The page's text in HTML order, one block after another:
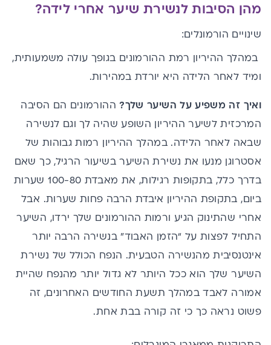
מהן הסיבות לנשירת שיער אחרי לידה?
שינויים הורמונלים:
במהלך ההיריון רמת ההורמונים בגופך עולה משמעותית,
ומיד לאחר הלידה היא יורדת במהירות.
ואיך זה משפיע על השיער שלך? ההורמונים הם הסיבה
המרכזית לשיער ההיריון השופע שהיה לך וגם לנשירה
שבאה לאחר הלידה. במהלך ההיריון רמות גבוהות של
אסטרוגן מנעו את נשירת השיער בשיעור הרגיל, כך שאם
בדרך כלל, בתקופות רגילות, את מאבדת 100-80 שערות
ביום, בתקופת ההיריון איבדת הרבה פחות שערות. אבל
אחרי שהתינוק הגיע ורמות ההורמונים שלך ירדו, השיער
התחיל לפצות על “הזמן האבוד” בנשירה הרבה יותר
אינטנסיבית מהנשירה הטבעית. הנפח הכולל של נשירת
השיער שלך הוא ככל היותר לא גדול יותר מהנפח שהיית
אמורה לאבד במהלך תשעת החודשים האחרונים, זה
פשוט נראה כך כי זה קורה בבת אחת.